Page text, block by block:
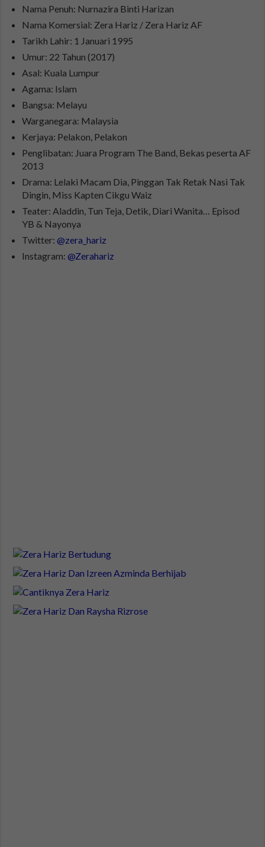
Nama Penuh: Nurnazira Binti Harizan
Nama Komersial: Zera Hariz / Zera Hariz AF
Tarikh Lahir: 1 Januari 1995
Umur: 22 Tahun (2017)
Asal: Kuala Lumpur
Agama: Islam
Bangsa: Melayu
Warganegara: Malaysia
Kerjaya: Pelakon, Pelakon
Penglibatan: Juara Program The Band, Bekas peserta AF
2013
Drama: Lelaki Macam Dia, Pinggan Tak Retak Nasi Tak
Dingin, Miss Kapten Cikgu Waiz
Teater: Aladdin, Tun Teja, Detik, Diari Wanita… Episod
YB & Nayonya
Twitter:@zera_hariz
Instagram:@Zerahariz